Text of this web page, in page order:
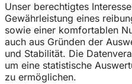
Unser berechtigtes
Gewährleistung eines
sowie einer komfortablen
auch aus Gründen der
und Stabilität. Die
um eine statistische
zu ermöglichen.